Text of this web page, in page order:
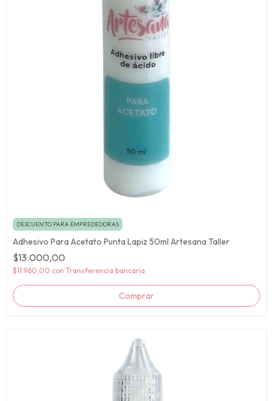
DESCUENTO PARA EMPREDEDORAS
Adhesivo Para Acetato Punta Lapiz 50ml Artesana Taller
$13.000,00
$11.960,00 con Transferencia bancaria